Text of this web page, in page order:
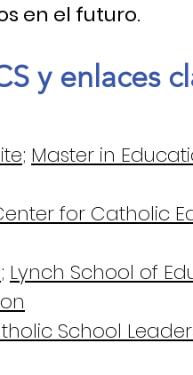
en el futuro.
y enlaces
; Master in
for Catholic
; Lynch School of
School